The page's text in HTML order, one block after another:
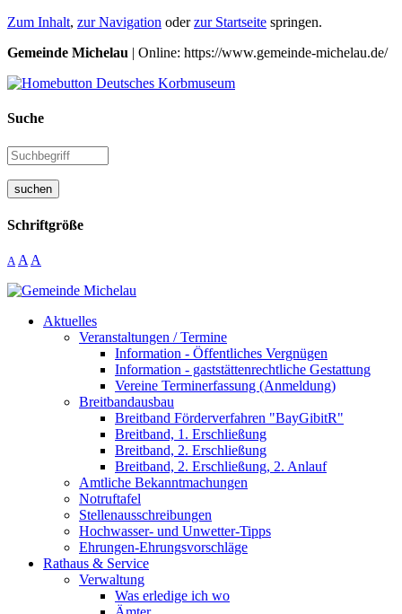
Zum Inhalt, zur Navigation oderzur Startseite springen.
Gemeinde Michelau | Online: https://www.gemeinde-michelau.de/
Suche
suchen
Schriftgröße
A A A
Aktuelles
Veranstaltungen / Termine
Information - Öffentliches Vergnügen
Information - gaststättenrechtliche Gestattung
Vereine Terminerfassung (Anmeldung)
Breitbandausbau
Breitband Förderverfahren "BayGibitR"
Breitband, 1. Erschließung
Breitband, 2. Erschließung
Breitband, 2. Erschließung, 2. Anlauf
Amtliche Bekanntmachungen
Notruftafel
Stellenausschreibungen
Hochwasser- und Unwetter-Tipps
Ehrungen-Ehrungsvorschläge
Rathaus & Service
Verwaltung
Was erledige ich wo